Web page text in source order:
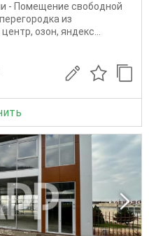
- Помещение свободной
из
озон, яндекс...